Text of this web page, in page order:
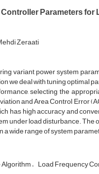
Parameters
Zeraati
variant power system
we deal with tuning optimal
selecting the
and Area Control Error
has high accuracy and
under load disturbance. The
a wide range of system
Load Frequency